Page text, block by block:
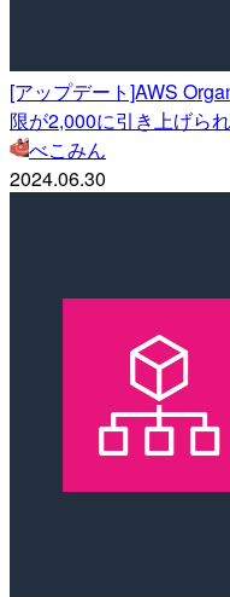
[アップデート]AWS
限が2,000に引き上げら
べこみん
2024.06.30